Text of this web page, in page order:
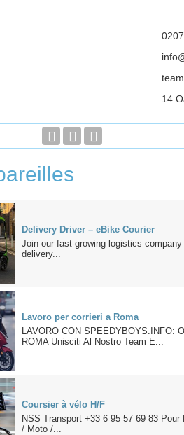
14
Delivery Driver – eBike Courier
Join our fast-growing logistics
delivery...
Lavoro per corrieri a Roma
LAVORO CON SPEEDYBOYS.INFO:
ROMA Unisciti Al Nostro Team E...
Coursier à vélo H/F
NSS Transport +33 6 95 57 69 83
/ Moto /...